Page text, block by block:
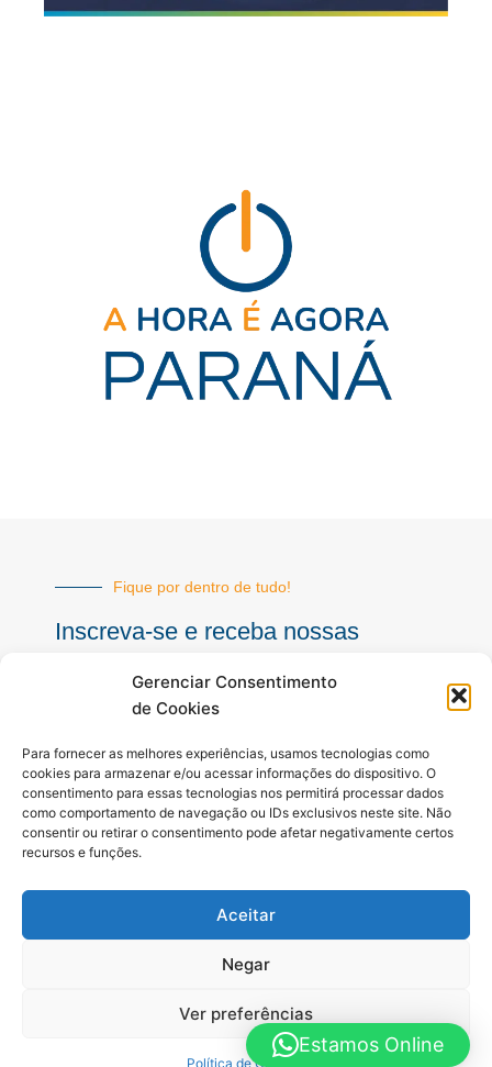
Gerenciar Consentimento
de Cookies
Para fornecer as melhores experiências, usamos tecnologias como
cookies para armazenar e/ou acessar informações do dispositivo. O
consentimento para essas tecnologias nos permitirá processar dados
como comportamento de navegação ou IDs exclusivos neste site. Não
consentir ou retirar o consentimento pode afetar negativamente certos
recursos e funções.
Aceitar
Negar
Ver preferências
Política de Cookies
Fique por dentro de tudo!
Inscreva-se e receba nossas
mail
INSCREVER
a
o
I
n
s
t
g
r
a
o
b
Todos os direitos reservados. A Hora é Agora Paraná © 2025 -
Estamos Online